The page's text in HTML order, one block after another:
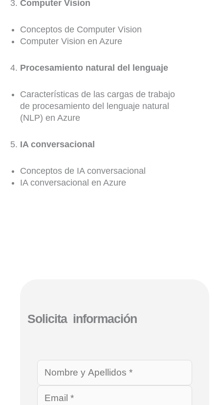
Computer Vision
Conceptos de Computer Vision
Computer Vision en Azure
Procesamiento natural del lenguaje
Características de las cargas de trabajo
de procesamiento del lenguaje natural
(NLP) en Azure
IA conversacional
Conceptos de IA conversacional
IA conversacional en Azure
Solicita información